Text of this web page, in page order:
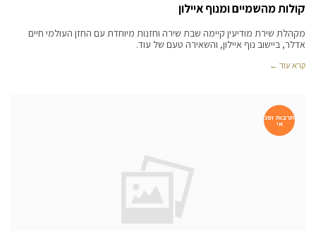
קולות מהשמיים ומנוף איילון
מקהלת שירת מודיעין קיימה שבת שירה וחזנות מיוחדת עם החזן העולמי חיים
אדלר, ביישוב נוף איילון, והשאירה טעם של עוד.
קרא עוד ←
תרבות ופנ
אי